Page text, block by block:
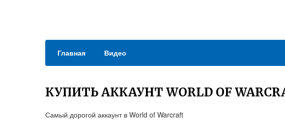
Главная Видео
КУПИТЬ АККАУНТ WORLD OF
Самый дорогой аккаунт в World of Warcraft